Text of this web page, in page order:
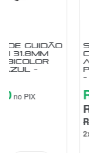
SUPORTE DE
CNC 35MM
ALUMÍNIO
PRETO E
R$ 116,30 no